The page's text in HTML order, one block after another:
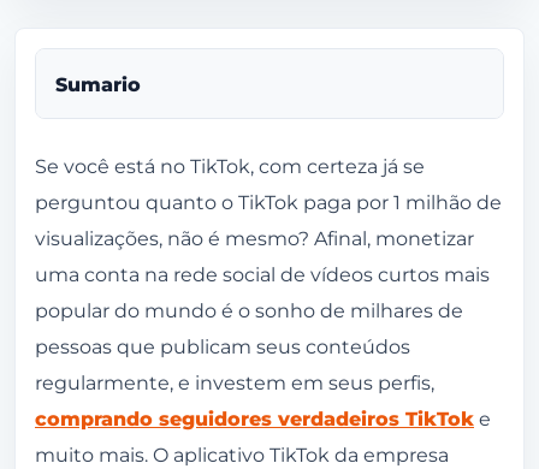
Sumario
Afinal, quanto o TikTok paga por 1 milhão de
visualizações?
Como monetizar minha conta no TikTok?
O TikTok só paga por visualizações qualificadas
O que são visualizações qualificadas no
TikTok?
Como ganhar mais dinheiro com visualizações
Se você está no TikTok, com certeza já se
perguntou quanto o TikTok paga por 1 milhão de
visualizações, não é mesmo? Afinal, monetizar
uma conta na rede social de vídeos curtos mais
popular do mundo é o sonho de milhares de
pessoas que publicam seus conteúdos
regularmente, e investem em seus perfis,
comprando seguidores verdadeiros TikTok e
muito mais. O aplicativo TikTok da empresa